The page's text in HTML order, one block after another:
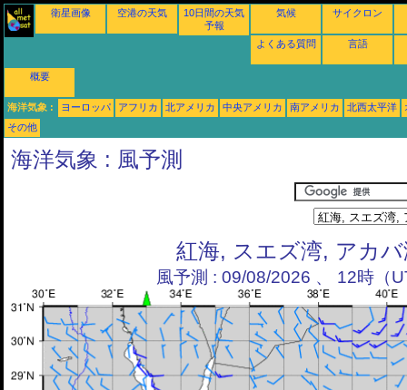
衛星画像 空港の天気
10日間の天気
予報
気候 サイクロン
よくある質問 言語
概要
海洋気象 : ヨーロッパ アフリカ 北アメリカ 中央アメリカ 南アメリカ 北西太平洋
その他
海洋気象 : 風予測
紅海, スエズ湾, アカ
風予測 : 09/08/2026 、 12時（